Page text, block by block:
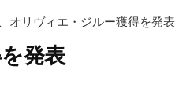
オリヴィエ・ジルー獲得を発表
発表